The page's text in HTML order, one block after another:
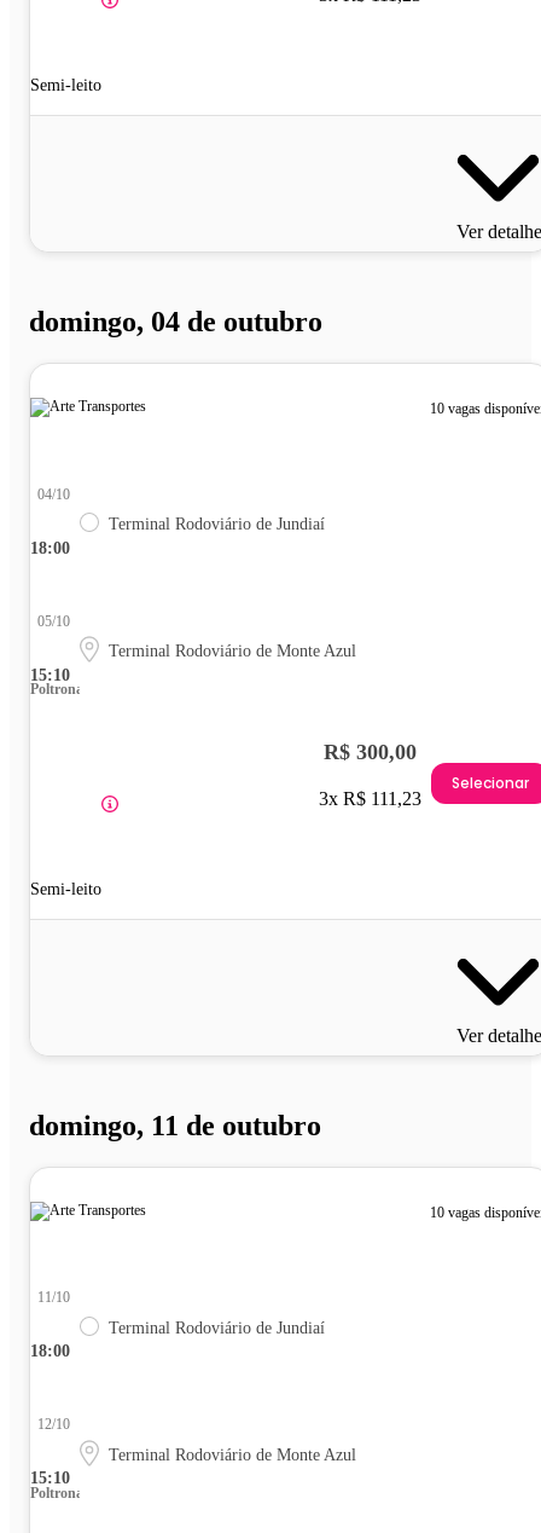
Semi-leito
Ver
domingo, 04 de outubro
10 vagas
18:00
04/10
Terminal Rodoviário de Jundiaí
15:10
05/10
Terminal Rodoviário de Monte Azul
Poltrona
Semi-leito
R$ 300,00
3x R$ 111,23
Selecionar
Ver
domingo, 11 de outubro
10 vagas
18:00
11/10
Terminal Rodoviário de Jundiaí
15:10
12/10
Terminal Rodoviário de Monte Azul
Poltrona